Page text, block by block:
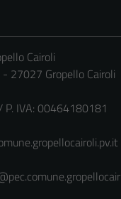
Cairoli
27027 Gropello Cairoli
P. IVA: 00464180181